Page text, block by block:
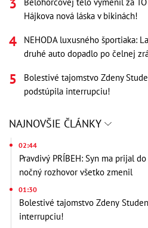
Hájkova nová láska v bikinách!
NEHODA luxusného športiaka:
druhé auto dopadlo po čelnej
Bolestivé tajomstvo Zdeny
podstúpila interrupciu!
NAJNOVŠIE ČLÁNKY
02:44
Pravdivý PRÍBEH: Syn ma prijal
nočný rozhovor všetko zmenil
01:30
Bolestivé tajomstvo Zdeny
interrupciu!